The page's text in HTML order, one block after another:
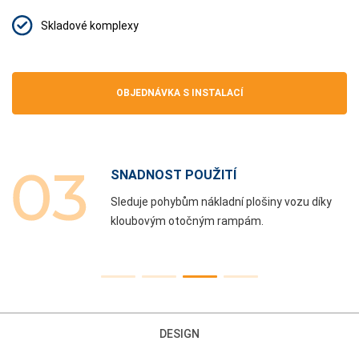
Skladové komplexy
OBJEDNÁVKA S INSTALACÍ
SNADNOST POUŽITÍ
Sleduje pohybům nákladní plošiny vozu díky
kloubovým otočným rampám.
DESIGN